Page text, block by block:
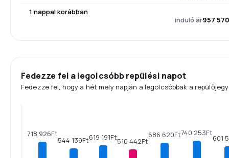
1 nappal korábban
induló ár957
Fedezze fel a legolcsóbb repülési napot
Fedezze fel, hogy a hét mely napján a legolcsóbbak a
718 926Ft
544 139Ft619 191Ft510 442Ft
686 620Ft740 253Ft
601